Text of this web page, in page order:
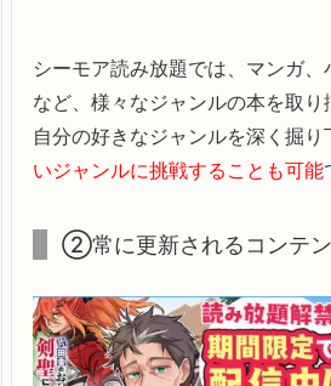
シーモア読み放題では、マンガ
など、様々なジャンルの本を取り
自分の好きなジャンルを深く掘り
いジャンルに挑戦することも可能
②常に更新されるコンテ